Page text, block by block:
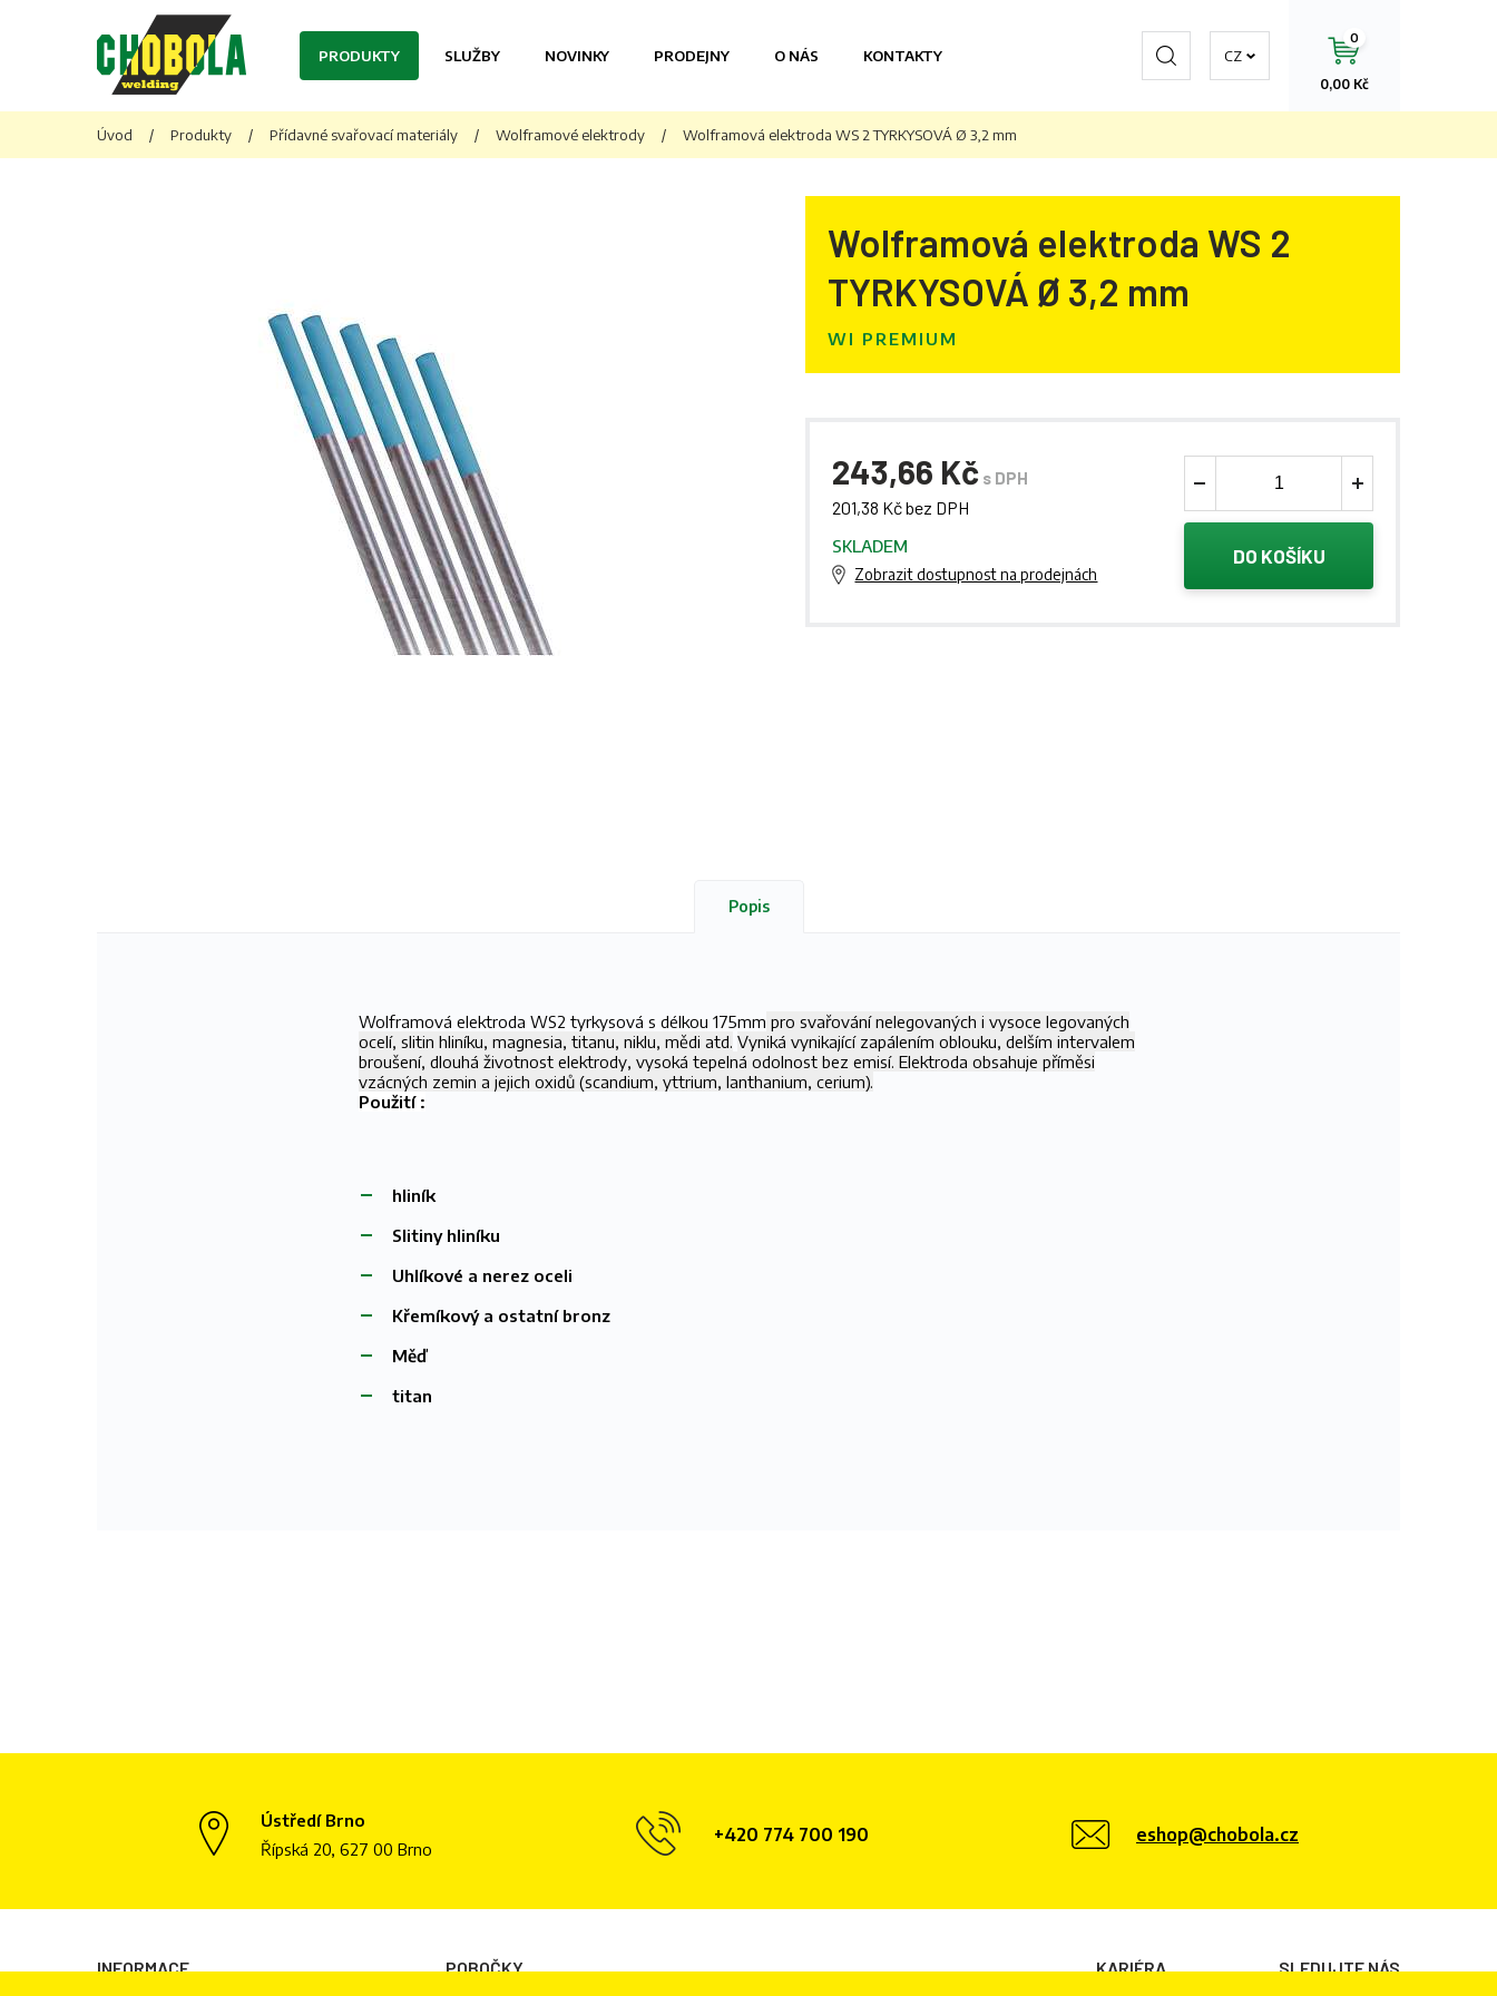
PRODUKTY SLUŽBY NOVINKY PRODEJNY O NÁS KONTAKTY
0,00 Kč
0
CZHledat
Úvod / Produkty / Přídavné svařovací materiály / Wolframové elektrody / Wolframová elektroda WS 2 TYRKYSOVÁ Ø 3,2 mm
Wolframová elektroda WS 2
TYRKYSOVÁ Ø 3,2 mm
WI PREMIUM
243,66 Kč s DPH
201,38 Kč bez DPH
SKLADEM
Zobrazit dostupnost na prodejnách
DO KOŠÍKU
Popis
Wolframová elektroda WS2 tyrkysová s délkou 175mm pro svařování nelegovaných i vysoce legovaných
ocelí, slitin hliníku, magnesia, titanu, niklu, mědi atd. Vyniká vynikající zapálením oblouku, delším intervalem
broušení, dlouhá životnost elektrody, vysoká tepelná odolnost bez emisí. Elektroda obsahuje příměsi
vzácných zemin a jejich oxidů (scandium, yttrium, lanthanium, cerium).
Použití :
hliník
Slitiny hliníku
Uhlíkové a nerez oceli
Křemíkový a ostatní bronz
Měď
titan
Ústředí Brno
Řípská 20, 627 00 Brno
+420 774 700 190 eshop@chobola.cz
INFORMACE POBOČKY KARIÉRA SLEDUJTE NÁS